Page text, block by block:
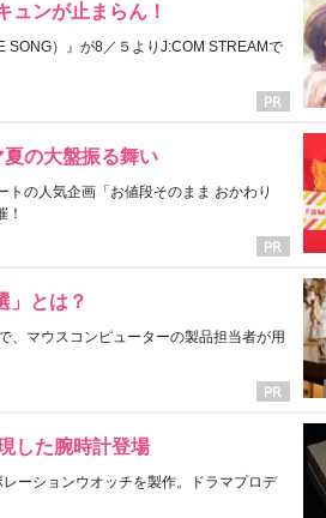
ュンが止まらん！
SONG）』が8／５よりJ:COM STREAMで
の大盤振る舞い
の人気企画「お値段そのまま おかわり
！
」とは？
、マウスコンピューターの製品担当者が用
した腕時計登場
ーションウオッチを製作。ドラマプロデ